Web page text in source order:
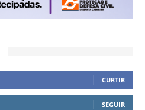
CURTIR
SEGUIR